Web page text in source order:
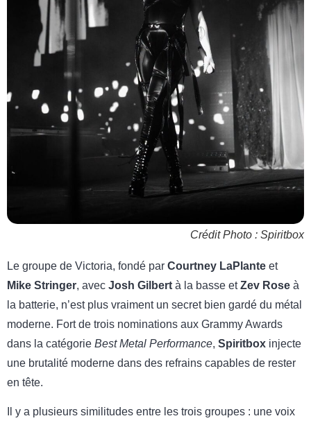
Crédit Photo : Spiritbox
Le groupe de Victoria, fondé par Courtney LaPlante et
Mike Stringer, avec Josh Gilbert à la basse etZev Rose à
la batterie, n’est plus vraiment un secret bien gardé du métal
moderne. Fort de trois nominations aux Grammy Awards
dans la catégorie Best Metal Performance, Spiritbox injecte
une brutalité moderne dans des refrains capables de rester
en tête.
Il y a plusieurs similitudes entre les trois groupes : une voix